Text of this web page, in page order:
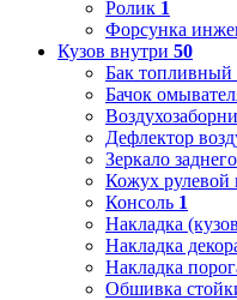
Ролик 1
Форсунка
Кузов внутри 50
Бак топливный
Бачок
Дефлектор
Зеркало
Кожух рулевой
Консоль 1
Накладка
Накладка
Накладка
Обшивка